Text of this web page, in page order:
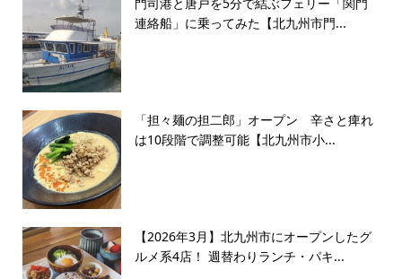
連絡船」に乗ってみた【北九州市門...
「担々麺の担二郎」オープン 辛さと痺れ
は10段階で調整可能【北九州市小...
【2026年3月】北九州市にオープンしたグ
ルメ系4店！ 週替わりランチ・パキ...